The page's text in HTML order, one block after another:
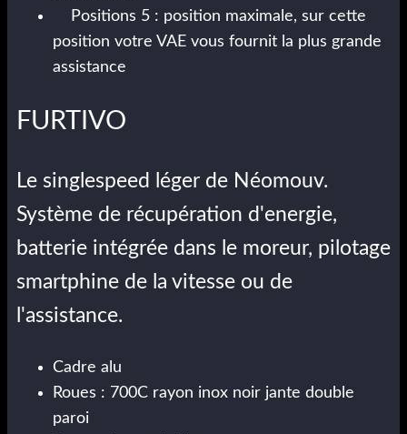
Positions 5 : position maximale, sur cette
position votre VAE vous fournit la plus grande
assistance
FURTIVO
Le singlespeed léger de Néomouv.
Système de récupération d'energie,
batterie intégrée dans le moreur, pilotage
smartphine de la vitesse ou de
l'assistance.
Cadre alu
Roues : 700C rayon inox noir jante double
paroi